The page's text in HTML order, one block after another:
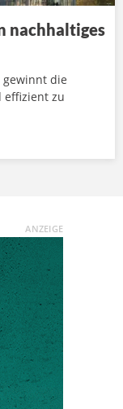
nachhaltiges
die
effizient zu
ANZEIGE